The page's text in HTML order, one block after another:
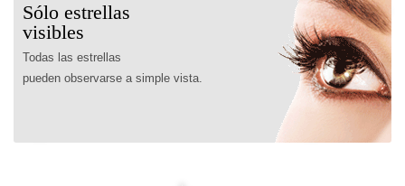
Sólo estrellas
visibles
Todas las estrellas
pueden observarse a simple vista.